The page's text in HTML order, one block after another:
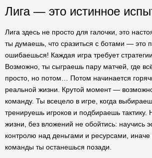
Лига — это истинное
Лига здесь не просто для галочки, это
ты думаешь, что сразиться с ботами — это
ошибаешься! Каждая игра требует стратегии
Возможно, ты сыграешь пару матчей, где
просто, но потом… Потом начинается
реальной жизни. Крутой момент —
команду. Ты всецело в игре, когда
тренируешь игроков и подбираешь тактику.
жизни, без вложений не обойтись: научись
контролю над деньгами и ресурсами, иначе
команды ты останешься позади.